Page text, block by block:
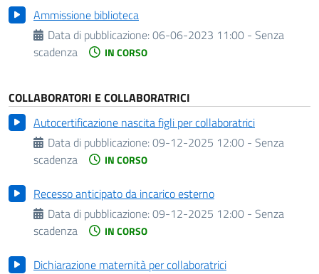
Ammissione biblioteca
Data di pubblicazione:06-06-2023 11:00 - Senza
scadenza
IN CORSO
COLLABORATORI E COLLABORATRICI
Autocertificazione nascita figli per collaboratrici
Data di pubblicazione:09-12-2025 12:00 - Senza
scadenza
IN CORSO
Recesso anticipato da incarico esterno
Data di pubblicazione:09-12-2025 12:00 - Senza
scadenza
IN CORSO
Dichiarazione maternità per collaboratrici